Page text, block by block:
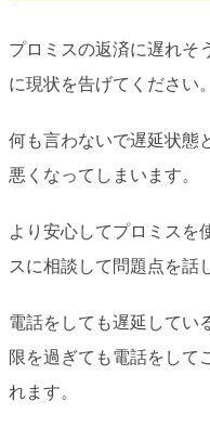
プロミスの返済に遅れそ
に現状を告げてください。
何も言わないで遅延状態
悪くなってしまいます。
より安心してプロミスを
スに相談して問題点を話
電話をしても遅延してい
限を過ぎても電話をして
れます。